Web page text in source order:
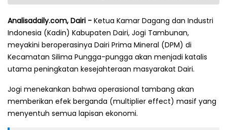
Analisadaily.com, Dairi - Ketua Kamar Dagang dan Industri
Indonesia (Kadin) Kabupaten Dairi, Jogi Tambunan,
meyakini beroperasinya Dairi Prima Mineral (DPM) di
Kecamatan Silima Pungga-pungga akan menjadi katalis
utama peningkatan kesejahteraan masyarakat Dairi.
Jogi menekankan bahwa operasional tambang akan
memberikan efek berganda (multiplier effect) masif yang
menyentuh semua lapisan ekonomi.